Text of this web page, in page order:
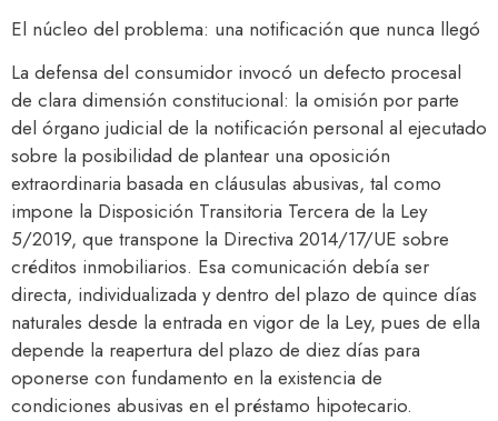
El núcleo del problema: una notificación que nunca llegó
La defensa del consumidor invocó un defecto procesal
de clara dimensión constitucional: la omisión por parte
del órgano judicial de la notificación personal al ejecutado
sobre la posibilidad de plantear una oposición
extraordinaria basada en cláusulas abusivas, tal como
impone la Disposición Transitoria Tercera de la Ley
5/2019, que transpone la Directiva 2014/17/UE sobre
créditos inmobiliarios. Esa comunicación debía ser
directa, individualizada y dentro del plazo de quince días
naturales desde la entrada en vigor de la Ley, pues de ella
depende la reapertura del plazo de diez días para
oponerse con fundamento en la existencia de
condiciones abusivas en el préstamo hipotecario.